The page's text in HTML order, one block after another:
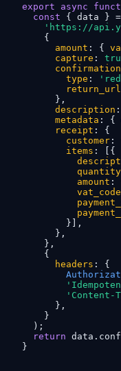
export
async
const { data } =
'https://
    {
amount : {
capture :
confirmation
type :
return_url
      },
description :
metadata : {
receipt : {
customer :
items : [{
quantity
amount :
vat_code
        }],
      },
    },
    {
headers : {
'Content-
      },
    }
  );
return data.
}